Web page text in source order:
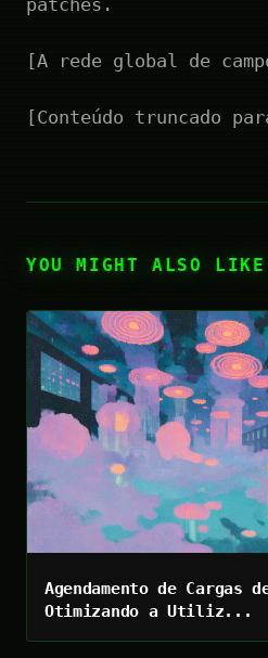
[A rede global de
[Conteúdo truncado
YOU MIGHT ALSO LIKE
Agendamento de Cargas
Otimizando a Utiliz...